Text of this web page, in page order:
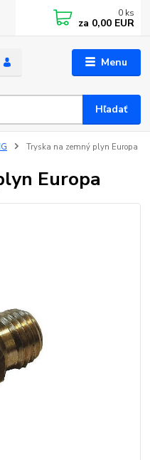
Menu
Hľadať
0 ks
za 0,00 EUR
Tryska na zemný plyn Europa
Europa